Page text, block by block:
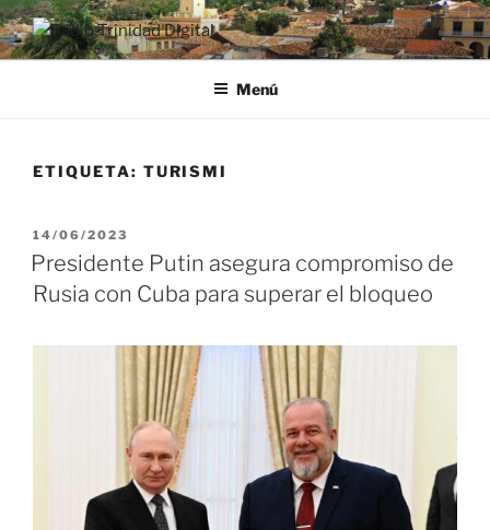
Saltar
al
contenido
RADIO TRINIDAD DIGITAL
Desde la Ciudad Museo del Caribe
Menú
ETIQUETA: TURISMI
PUBLICADO
EL
14/06/2023
Presidente Putin asegura compromiso de
Rusia con Cuba para superar el bloqueo